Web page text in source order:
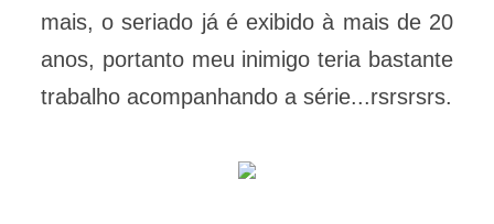
mais, o seriado já é exibido à mais de 20
anos, portanto meu inimigo teria bastante
trabalho acompanhando a série...rsrsrsrs.